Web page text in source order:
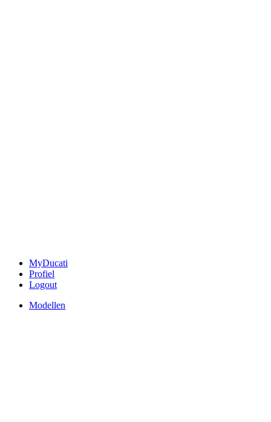
MyDucati
Profiel
Logout
Modellen